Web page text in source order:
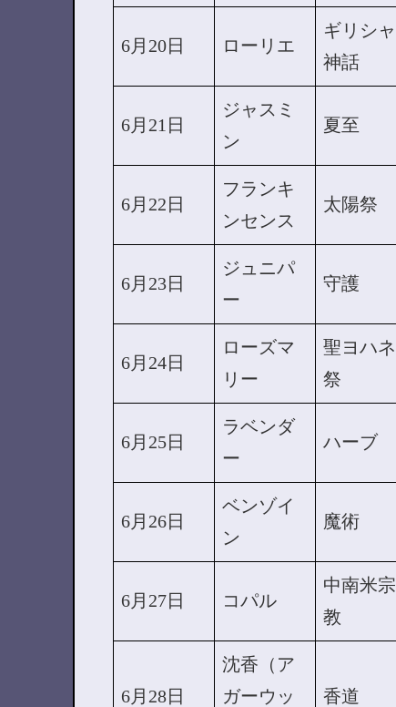
6月20日 ローリエ
ギリシャ
神話
6月21日
ジャスミ
ン
夏至
6月22日
フランキ
ンセンス
太陽祭
6月23日
ジュニパ
ー
守護
6月24日
ローズマ
リー
聖ヨハネ
祭
6月25日
ラベンダ
ー
ハーブ
6月26日
ベンゾイ
ン
魔術
6月27日 コパル
中南米宗
教
6月28日
沈香（ア
ガーウッ
香道